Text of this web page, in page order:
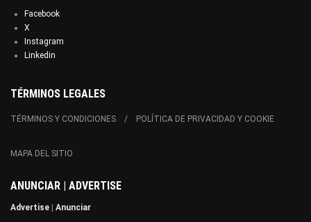
Facebook
X
Instagram
Linkedin
TÉRMINOS LEGALES
TÉRMINOS Y CONDICIONES POLÍTICA DE PRIVACIDAD Y COOKIE
MAPA DEL SITIO
ANUNCIAR | ADVERTISE
Advertise Anunciar